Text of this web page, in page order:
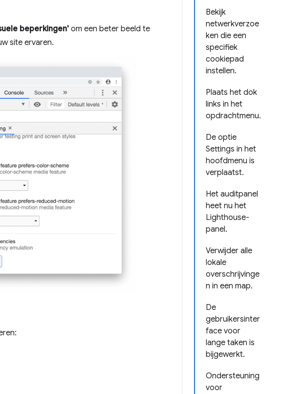
Bekijk
netwerkverzoe
ken die een
specifiek
cookiepad
instellen.
Plaats het dok
links in het
opdrachtmenu.
De optie
Settings in het
hoofdmenu is
verplaatst.
Het auditpanel
heet nu het
Lighthouse-
panel.
Verwijder alle
lokale
overschrijvinge
n in een map.
De
gebruikersinter
face voor
lange taken is
bijgewerkt.
Ondersteuning
voor
beperkingen' om een ​​beter beeld te
site ervaren.